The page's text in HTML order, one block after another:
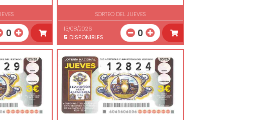
0
SORTEO DEL JUEVES
13/08/2026
5 DISPONIBLES 0